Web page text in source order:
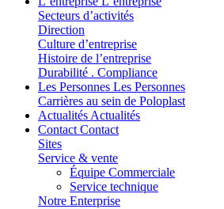
Secteurs d’activités
Direction
Culture d’entreprise
Histoire de l’entreprise
Durabilité . Compliance
Les Personnes Les Personnes
Carrières au sein de Poloplast
Actualités Actualités
Contact Contact
Sites
Service & vente
Équipe Commerciale
Service technique
Notre Enterprise